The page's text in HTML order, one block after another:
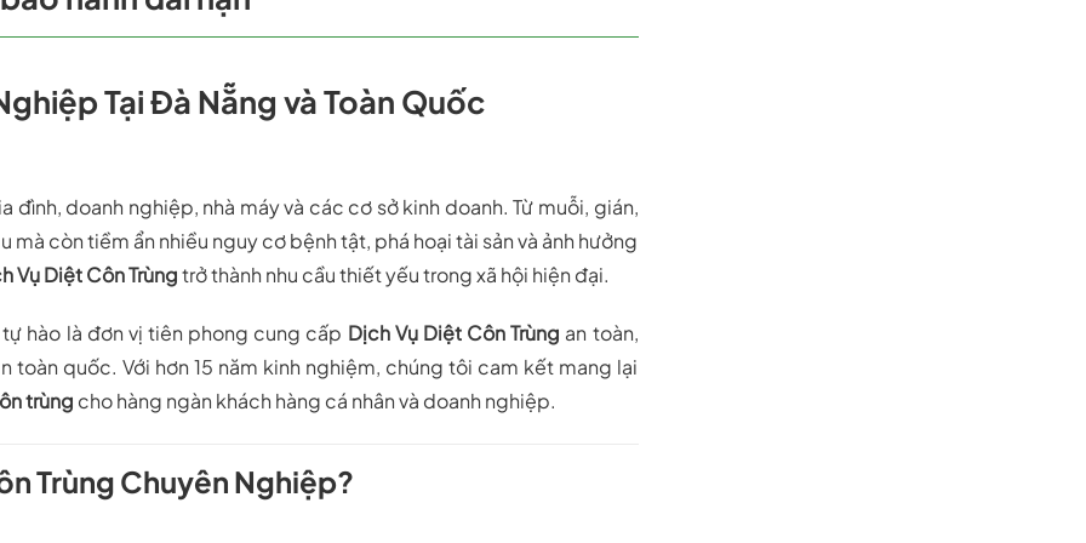
Tại Đà Nẵng và Toàn Quốc
đình, doanh nghiệp, nhà máy và các cơ sở kinh doanh. Từ muỗi, gián,
còn tiềm ẩn nhiều nguy cơ bệnh tật, phá hoại tài sản và ảnh hưởng
Vụ Diệt Côn Trùngtrở thành nhu cầu thiết yếu trong xã hội hiện đại.
hào là đơn vị tiên phong cung cấp Dịch Vụ Diệt Côn Trùng an toàn,
quốc. Với hơn 15 năm kinh nghiệm, chúng tôi cam kết mang lại
trùng cho hàng ngàn khách hàng cá nhân và doanh nghiệp.
Trùng Chuyên Nghiệp?